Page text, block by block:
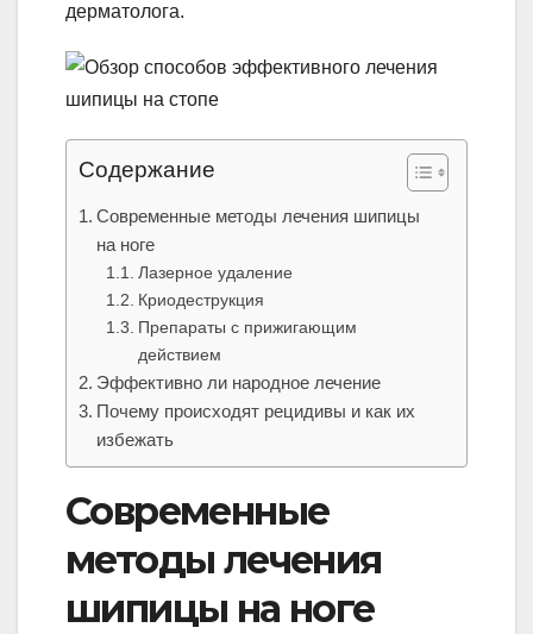
дерматолога.
Содержание
Современные методы лечения шипицы
на ноге
Лазерное удаление
Криодеструкция
Препараты с прижигающим
действием
Эффективно ли народное лечение
Почему происходят рецидивы и как их
избежать
Современные
методы лечения
шипицы на ноге